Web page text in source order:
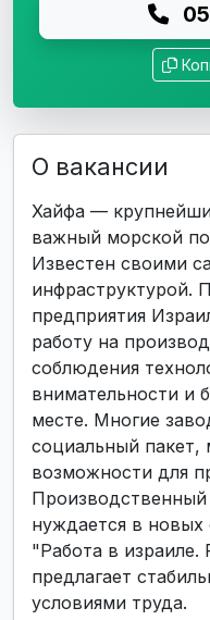
О вакансии
Хайфа —
важный морской
Известен своими
инфраструктурой.
предприятия
работу на
соблюдения
внимательности и
месте. Многие
социальный
возможности для
Производственный
нуждается в новых
"Работа в израиле.
предлагает
условиями труда.